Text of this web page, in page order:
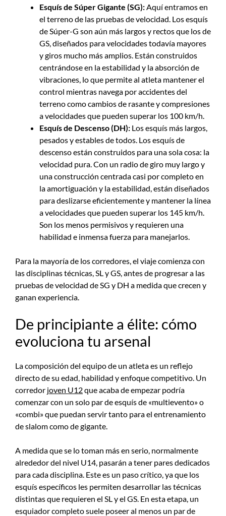
Esquís de Súper Gigante (SG):Aquí entramos en
el terreno de las pruebas de velocidad. Los esquís
de Súper-G son aún más largos y rectos que los de
GS, diseñados para velocidades todavía mayores
y giros mucho más amplios. Están construidos
centrándose en la estabilidad y la absorción de
vibraciones, lo que permite al atleta mantener el
control mientras navega por accidentes del
terreno como cambios de rasante y compresiones
a velocidades que pueden superar los 100 km/h.
Esquís de Descenso (DH): Los esquís más largos,
pesados y estables de todos. Los esquís de
descenso están construidos para una sola cosa: la
velocidad pura. Con un radio de giro muy largo y
una construcción centrada casi por completo en
la amortiguación y la estabilidad, están diseñados
para deslizarse eficientemente y mantener la línea
a velocidades que pueden superar los 145 km/h.
Son los menos permisivos y requieren una
habilidad e inmensa fuerza para manejarlos.
Para la mayoría de los corredores, el viaje comienza con
las disciplinas técnicas, SL y GS, antes de progresar a las
pruebas de velocidad de SG y DH a medida que crecen y
ganan experiencia.
De principiante a élite: cómo
evoluciona tu arsenal
La composición del equipo de un atleta es un reflejo
directo de su edad, habilidad y enfoque competitivo. Un
corredor joven U12que acaba de empezar podría
comenzar con un solo par de esquís de «multievento» o
«combi» que puedan servir tanto para el entrenamiento
de slalom como de gigante.
A medida que se lo toman más en serio, normalmente
alrededor del nivel U14, pasarán a tener pares dedicados
para cada disciplina. Este es un paso crítico, ya que los
esquís específicos les permiten desarrollar las técnicas
distintas que requieren el SL y el GS. En esta etapa, un
esquiador completo suele poseer al menos un par de